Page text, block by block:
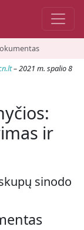
– 2021 m. spalio 8
ir
sinodo